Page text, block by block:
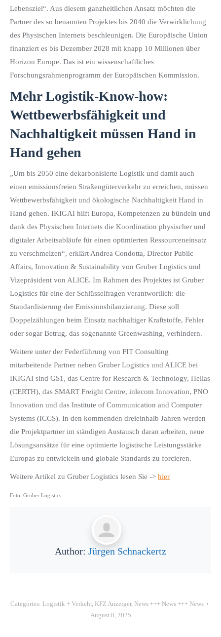
Lebensziel“. Aus diesem ganzheitlichen Ansatz möchten die
Partner des so benannten Projektes bis 2040 die Verwirklichung
des Physischen Internets beschleunigen. Die Europäische Union
finanziert es bis Dezember 2028 mit knapp 10 Millionen über
Horizon Europe. Das ist ein wissenschaftliches
Forschungsrahmenprogramm der Europäischen Kommission.
Mehr Logistik-Know-how:
Wettbewerbsfähigkeit und
Nachhaltigkeit müssen Hand in
Hand gehen
„Um bis 2050 eine dekarbonisierte Logistik und damit auch
einen emissionsfreien Straßengüterverkehr zu erreichen, müssen
Wettbewerbsfähigkeit und ökologische Nachhaltigkeit Hand in
Hand gehen. IKIGAI hilft Europa, Kompetenzen zu bündeln und
dank des Physischen Internets die Koordination physischer und
digitaler Arbeitsabläufe für einen optimierten Ressourceneinsatz
zu verschmelzen“, erklärt Andrea Condotta, Director Public
Affairs, Innovation & Sustainability von Gruber Logistics und
Vizepräsident von ALICE. Im Rahmen des Projektes ist Gruber
Logistics für eine der Schlüsselfragen verantwortlich: die
Standardisierung der Emissionsbilanzierung. Diese soll
Doppelzählungen beim Einsatz nachhaltiger Kraftstoffe, Fehler
oder sogar Betrug, das sogenannte Greenwashing, verhindern.
Weitere unter der Federführung von FIT Consulting
mitarbeitende Partner neben Gruber Logistics und ALICE bei
IKIGAI sind GS1, das Centre for Research & Technology, Hellas
(CERTH), das SMART Freight Centre, inlecom Innovation, PNO
Innovation und das Institute of Communication and Computer
Systems (ICCS). In den kommenden dreieinhalb Jahren werden
die Projektpartner im ständigen Austausch daran arbeiten, neue
Lösungsansätze für eine optimierte logistische Leistungsstärke
Europas zu entwickeln und globale Standards zu forcieren.
Weitere Artikel zu Gruber Logistics lesen Sie -> hier
Foto: Gruber Logistics
Author: Jürgen Schnackertz
Categories: Logistik + Verkehr, KFZ Anzeiger, News +++ News +++ News
August 8, 2025